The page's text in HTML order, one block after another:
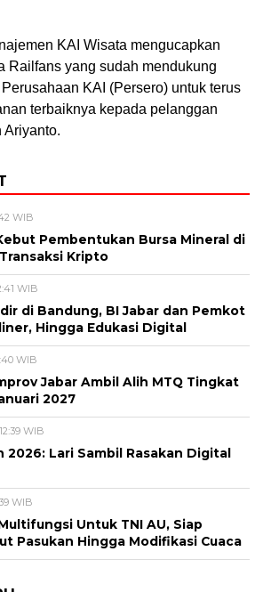
KAI Wisata mengucapkan
Railfans yang sudah mendukung
KAI (Persero) untuk terus
terbaiknya kepada pelanggan
Ariyanto.
WIB
Pembentukan Bursa Mineral di
Kripto
WIB
di Bandung, BI Jabar dan Pemkot
Hingga Edukasi Digital
WIB
Jabar Ambil Alih MTQ Tingkat
2027
WIB
2026: Lari Sambil Rasakan Digital
WIB
Untuk TNI AU, Siap
Pasukan Hingga Modifikasi Cuaca